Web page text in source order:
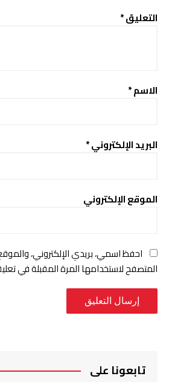
التعليق*
الاسم*
البريد الإلكتروني*
الموقع الإلكتروني
احفظ اسمي، بريدي الإلكتروني،
المتصفح لاستخدامها المرة المقبلة في
تابعونا على